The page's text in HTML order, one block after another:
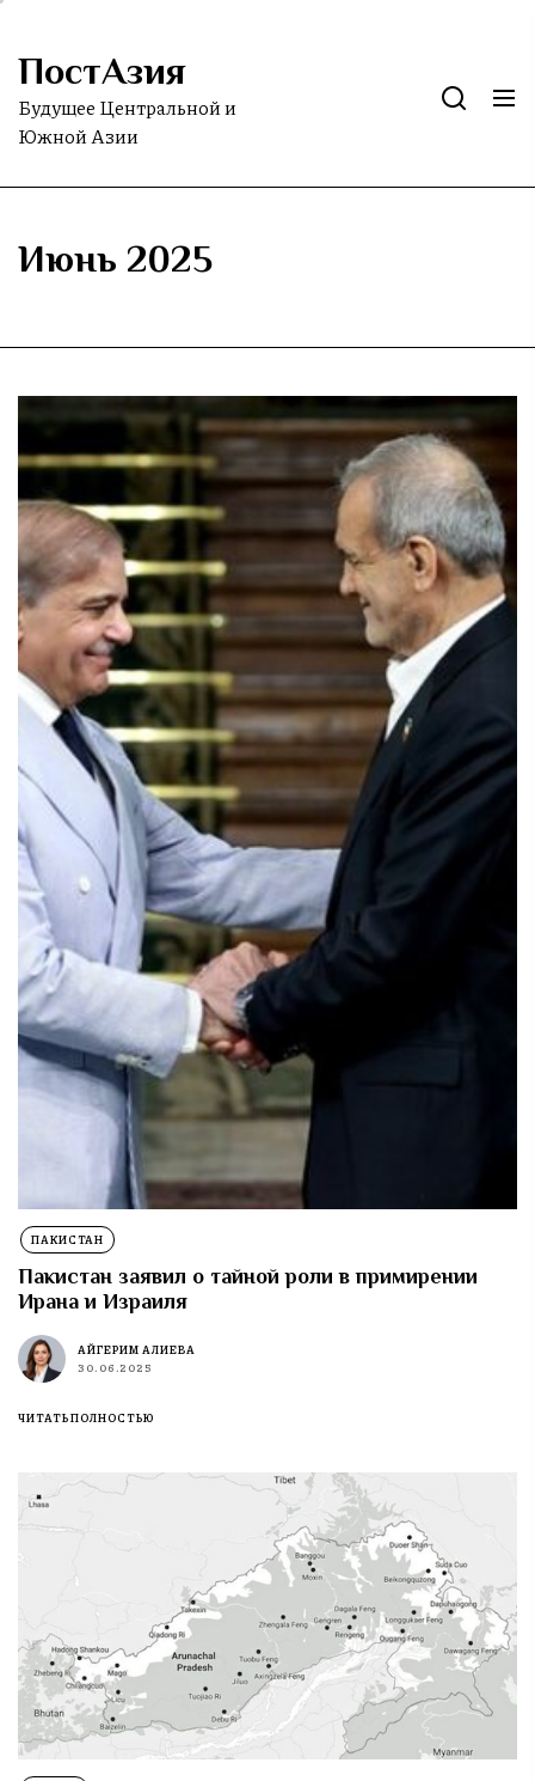
Skip
the
content
ПостАзия
Будущее Центральной и
Южной Азии
Июнь 2025
ПАКИСТАН
Пакистан заявил о тайной роли в примирении
Ирана и Израиля
АЙГЕРИМ АЛИЕВА
30.06.2025
ЧИТАТЬ ПОЛНОСТЬЮ